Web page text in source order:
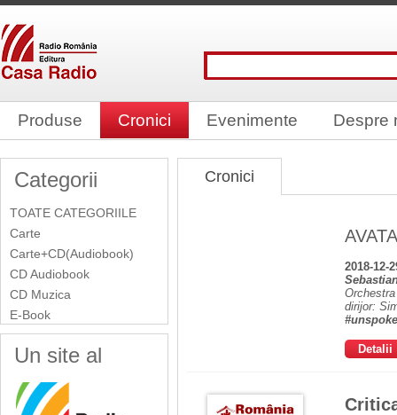
Produse Cronici Evenimente Despre
Categorii
TOATE CATEGORIILE
Carte
Carte+CD(Audiobook)
CD Audiobook
CD Muzica
E-Book
Un site al
Cronici
2018-12-
dirijor:
Detalii